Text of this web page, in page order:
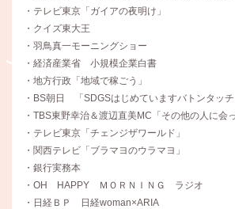
・テレビ東京「ガイアの夜明け」
・クイズ東大王
・羽鳥真一モーニングショー
・経済産業省 小規模企業白書
・地方行政「地域で稼ごう」
・BS朝日 「SDGSはじめていますバトンタッチ
・TBS東野幸治＆渡辺直美MC「その他の人に会
・テレビ東京「チェンジザワールド」
・関西テレビ「ブラマヨのウラマヨ」
・銀行実務本
・OH HAPPY ＭＯＲＮＩＮＧ ラジオ
・日経ＢＰ 日経woman×ARIA